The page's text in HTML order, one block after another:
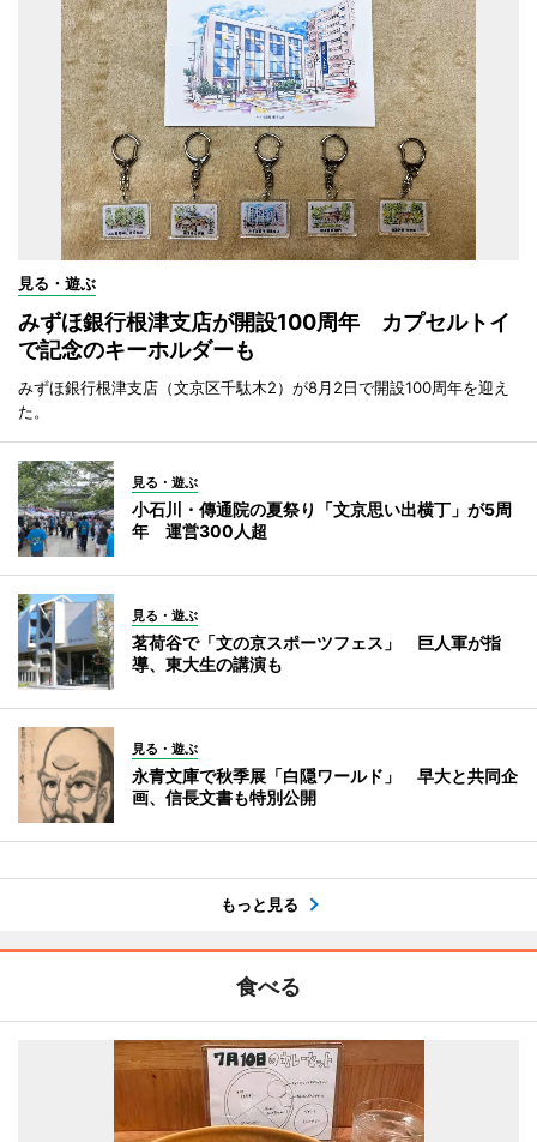
見る・遊ぶ
みずほ銀行根津支店が開設100周年 カプセルトイ
で記念のキーホルダーも
みずほ銀行根津支店（文京区千駄木2）が8月2日で開設100周年を迎え
た。
見る・遊ぶ
小石川・傳通院の夏祭り「文京思い出横丁」が5周
年 運営300人超
見る・遊ぶ
茗荷谷で「文の京スポーツフェス」 巨人軍が指
導、東大生の講演も
見る・遊ぶ
永青文庫で秋季展「白隠ワールド」 早大と共同企
画、信長文書も特別公開
もっと見る
食べる